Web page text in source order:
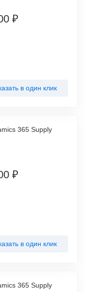
₽
в один клик
365 Supply
₽
в один клик
365 Supply